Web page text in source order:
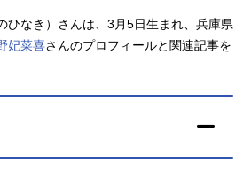
声優記事一覧
ひなき）さんは、3月5日生まれ、兵庫県
妃菜喜さんのプロフィールと関連記事を